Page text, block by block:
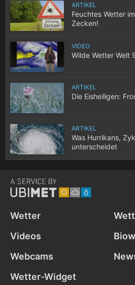
ARTIKEL
Feuchtes Wetter
Zecken!
VIDEO
Wilde Wetter Welt
ARTIKEL
Die Eisheiligen:
ARTIKEL
Was Hurrikans,
unterscheidet
Wetter
Videos
Webcams
Wetter-Widget